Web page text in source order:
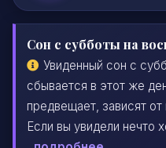
Сон с субботы на
Увиденный сон с
сбывается в этот же
предвещает, зависят
Если вы увидели нечто